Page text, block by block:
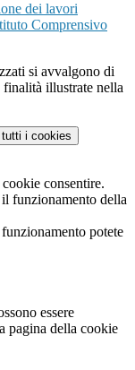
dei lavori
Comprensivo
si avvalgono di
illustrate nella
i cookies
consentire.
funzionamento della
potete
essere
pagina della cookie